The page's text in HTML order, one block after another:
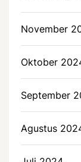
November
Oktober
September
Agustus